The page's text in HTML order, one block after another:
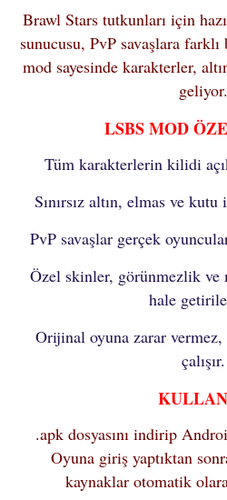
Brawl Stars tutkunları için
sunucusu, PvP savaşlara
mod sayesinde karakterler,
geliyor.
LSBS MOD
Tüm karakterlerin kilidi
Sınırsız altın, elmas ve
PvP savaşlar gerçek
Özel skinler, görünmezlik
hale
Orijinal oyuna zarar vermez,
çalışır.
.apk dosyasını indirip
Oyuna giriş yaptıktan
kaynaklar otomatik